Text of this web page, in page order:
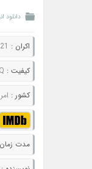
دانلود
اکران :
کيفيت :
کشور :
مدت